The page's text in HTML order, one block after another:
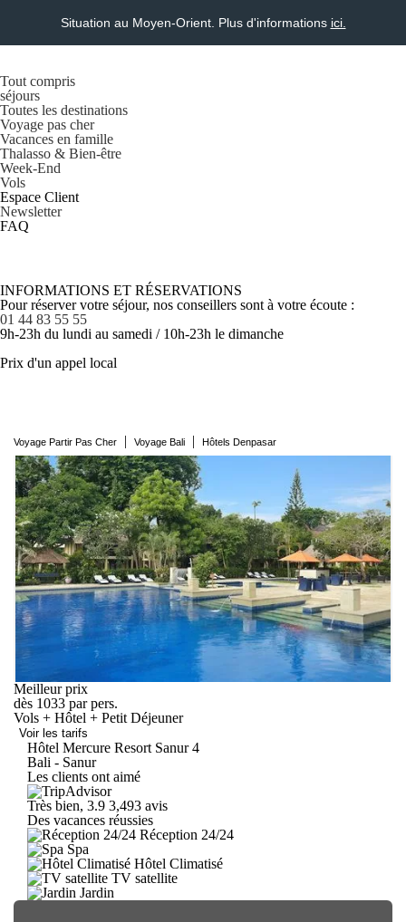
Situation au Moyen-Orient. Plus d'informations ici.
Tout compris
séjours
Toutes les destinations
Voyage pas cher
Vacances en famille
Thalasso & Bien-être
Week-End
Vols
Espace Client
Newsletter
FAQ
INFORMATIONS ET RÉSERVATIONS
Pour réserver votre séjour, nos conseillers sont à votre écoute :
01 44 83 55 55
9h-23h du lundi au samedi / 10h-23h le dimanche
Prix d'un appel local
Voyage Partir Pas Cher | Voyage Bali | Hôtels Denpasar
Meilleur prix
dès 1033 par pers.
Vols + Hôtel + Petit Déjeuner
Voir les tarifs
Hôtel Mercure Resort Sanur4
Bali - Sanur
Les clients ont aimé
Très bien, 3.9 3,493 avis
Des vacances réussies
Réception 24/24
Spa
Hôtel Climatisé
TV satellite
Jardin